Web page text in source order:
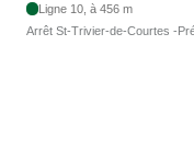
Ligne 10, à 456 m
Arrêt St-Trivier-de-Courtes -